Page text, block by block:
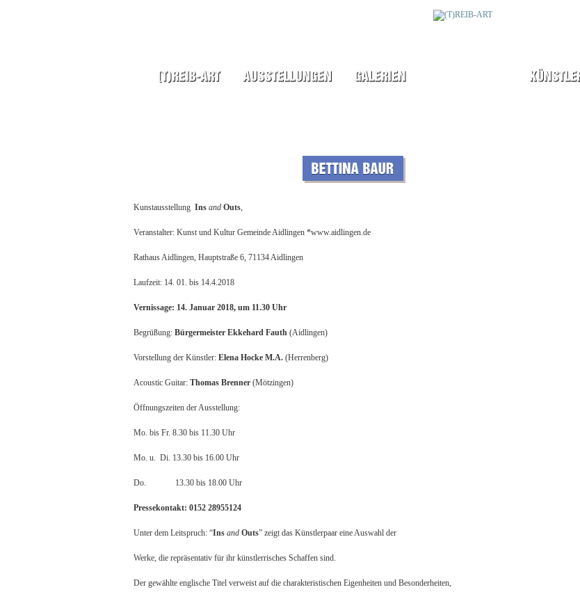
Kunstausstellung Ins and Outs,
Veranstalter: Kunst und Kultur Gemeinde Aidlingen *www.aidlingen.de
Rathaus Aidlingen, Hauptstraße 6, 71134 Aidlingen
Laufzeit: 14. 01. bis 14.4.2018
Vernissage: 14. Januar 2018, um 11.30 Uhr
Begrüßung: Bürgermeister Ekkehard Fauth (Aidlingen)
Vorstellung der Künstler: Elena Hocke M.A. (Herrenberg)
Acoustic Guitar: Thomas Brenner (Mötzingen)
Öffnungszeiten der Ausstellung:
Mo. bis Fr. 8.30 bis 11.30 Uhr
Mo. u. Di. 13.30 bis 16.00 Uhr
Do. 13.30 bis 18.00 Uhr
Pressekontakt: 0152 28955124
Unter dem Leitspruch: “Ins and Outs” zeigt das Künstlerpaar eine Auswahl der
Werke, die repräsentativ für ihr künstlerrisches Schaffen sind.
Der gewählte englische Titel verweist auf die charakteristischen Eigenheiten und Besonderheiten,